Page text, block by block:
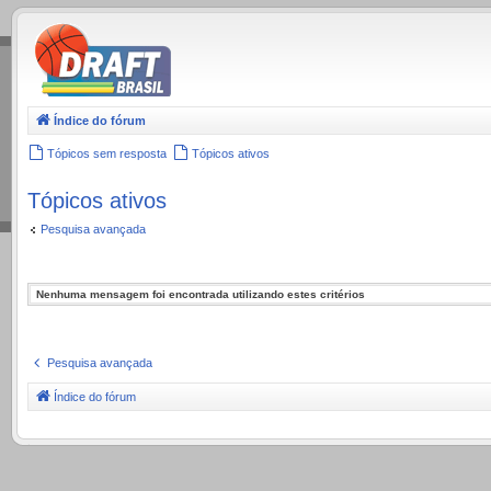
.
Índice do fórum
Tópicos sem resposta Tópicos ativos
Tópicos ativos
Pesquisa avançada
Nenhuma mensagem foi encontrada utilizando estes critérios
Pesquisa avançada
Índice do fórum
.